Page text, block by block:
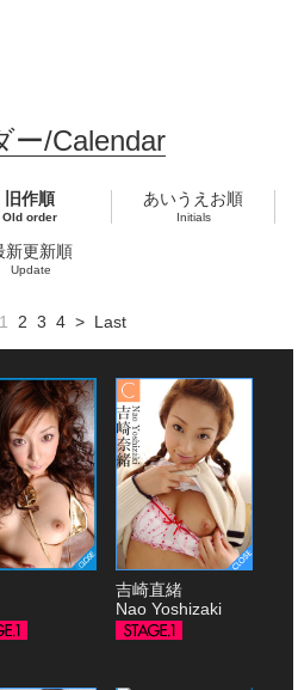
ー/Calendar
旧作順
Old order
あいうえお順
Initials
新更新順
Update
1 2 3 4 > Last
吉崎直緒
Nao Yoshizaki